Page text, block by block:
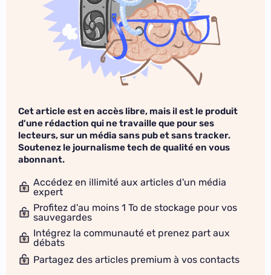
Cet article est en accès libre, mais il est le produit
d'une rédaction qui ne travaille que pour ses
lecteurs, sur un média sans pub et sans tracker.
Soutenez le journalisme tech de qualité en vous
abonnant.
Accédez en illimité aux articles d'un média
expert
Profitez d'au moins 1 To de stockage pour vos
sauvegardes
Intégrez la communauté et prenez part aux
débats
Partagez des articles premium à vos contacts